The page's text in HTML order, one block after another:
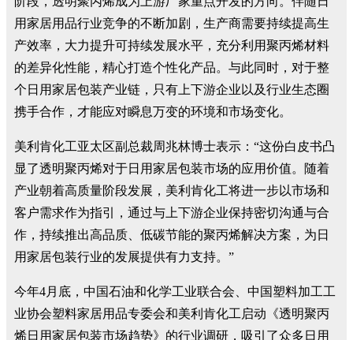
用家居用品行业竞争的不断加剧，生产商需要持续提高生
产效率，大力提升可持续发展水平，充分利用聚丙烯材料
的差异化性能，精心打造个性化产品。与此同时，对于整
个日用家居包装产业链，只有上下游企业以及行业生态圈
携手合作，才能应对瞬息万变的环境和市场变化。
美利肯化工亚太区副总裁周兆林博士表示：“这份白皮书凸
显了透明聚丙烯对于日用家居包装市场的应用价值。随着
产业朝着高质量阶段发展，美利肯化工将进一步以市场和
客户需求作为指引，通过与上下游企业保持密切沟通与合
作，持续推出高品质、低碳节能的聚丙烯解决方案，为日
用家居包装行业的发展提供有力支持。”
今年4月底，中国石油和化学工业联合会、中国塑料加工工
业协会塑料家居用品专委会和美利肯化工启动《透明聚丙
烯日用家居包装市场趋势》的行业调研，吸引了众多日用